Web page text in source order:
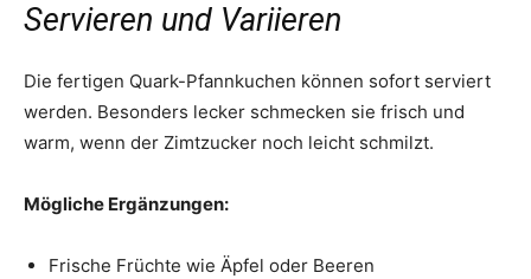
Servieren und Variieren
Die fertigen Quark-Pfannkuchen können sofort serviert
werden. Besonders lecker schmecken sie frisch und
warm, wenn der Zimtzucker noch leicht schmilzt.
Mögliche Ergänzungen:
Frische Früchte wie Äpfel oder Beeren